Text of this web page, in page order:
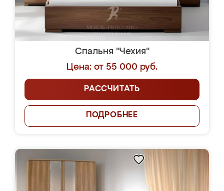
Спальня "Чехия"
Цена: от 55 000 руб.
РАССЧИТАТЬ
ПОДРОБНЕЕ